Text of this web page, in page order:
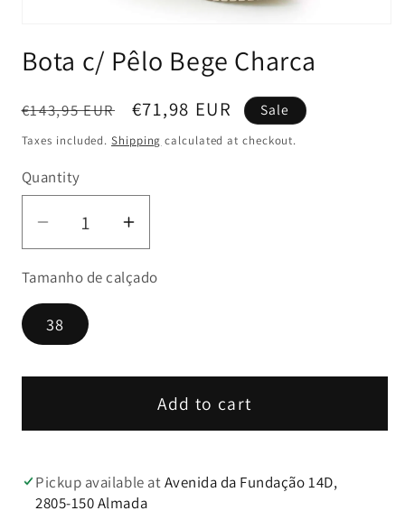
1
in
Bota c/ Pêlo Bege Charca
Regular
price
€143,95 EUR
Sale
price
€71,98 EUR Sale
Taxes included.Shipping calculated at checkout.
Quantity
Decrease
quantity
for
Bota
c/
Bege
Increase
quantity
for
Bege
Charca
Tamanho de calçado
38
Add to cart
Pickup available atAvenida da Fundação 14D,
2805-150 Almada